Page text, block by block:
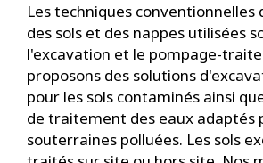
Les techniques conventionnelles
des sols et des nappes utilisées
l'excavation et le pompage-
proposons des solutions
pour les sols contaminés ainsi
de traitement des eaux adaptés
souterraines polluées. Les sols